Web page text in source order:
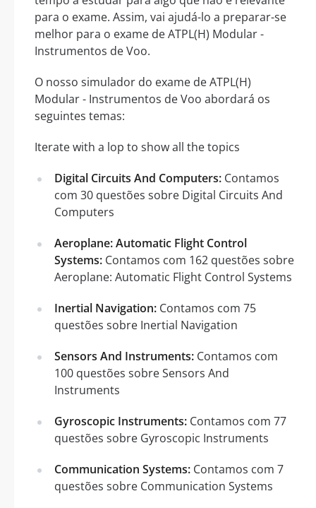
para o exame. Assim, vai ajudá-lo a preparar-se
melhor para o exame de ATPL(H) Modular -
Instrumentos de Voo.
O nosso simulador do exame de ATPL(H)
Modular - Instrumentos de Voo abordará os
seguintes temas:
Iterate with a lop to show all the topics
Digital Circuits And Computers: Contamos
com 30 questões sobre Digital Circuits And
Computers
Aeroplane: Automatic Flight Control
Systems: Contamos com 162 questões sobre
Aeroplane: Automatic Flight Control Systems
Inertial Navigation: Contamos com 75
questões sobre Inertial Navigation
Sensors And Instruments: Contamos com
100 questões sobre Sensors And
Instruments
Gyroscopic Instruments: Contamos com 77
questões sobre Gyroscopic Instruments
Communication Systems: Contamos com 7
questões sobre Communication Systems